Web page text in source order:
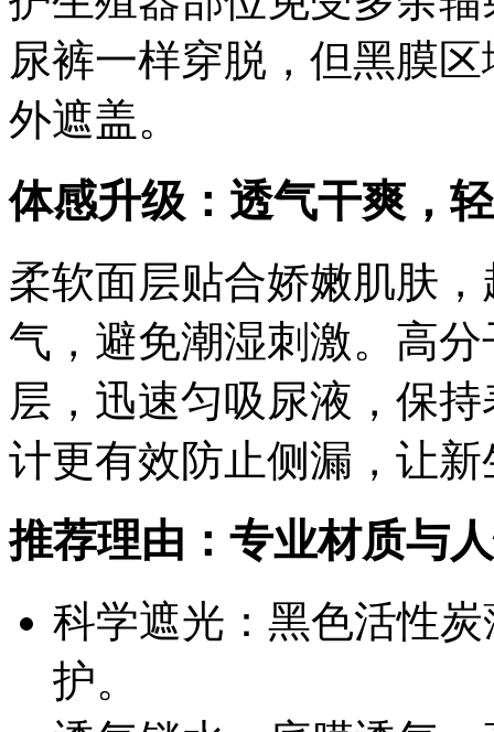
尿裤一样穿脱，但黑膜
外遮盖。
体感升级：透气干爽，
柔软面层贴合娇嫩肌肤
气，避免潮湿刺激。高
层，迅速匀吸尿液，保
计更有效防止侧漏，让
推荐理由：专业材质与
科学遮光：黑色活性
护。